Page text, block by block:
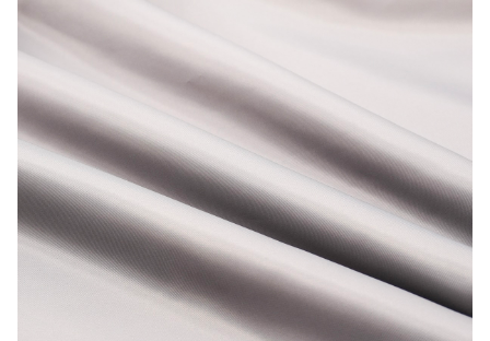
用途から探す
機能性から探す
会員様メニュー
ログイ
お気に入
り
発注履
歴
ご利用ガイ
ド